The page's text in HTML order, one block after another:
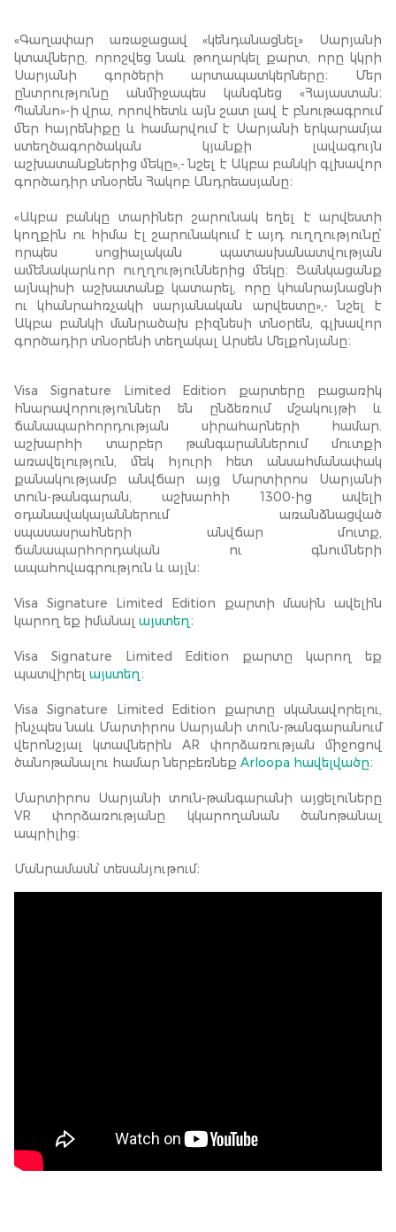
«Գաղափար առաջացավ «կենդանացնել» Սարյանի
կտավները, որոշվեց նաև թողարկել քարտ, որը կկրի
Սարյանի գործերի արտապատկերները։ Մեր
ընտրությունը անմիջապես կանգնեց «Հայաստան։
Պաննո»-ի վրա, որովհետև այն շատ լավ է բնութագրում
մեր հայրենիքը և համարվում է Սարյանի երկարամյա
ստեղծագործական կյանքի լավագույն
աշխատանքներից մեկը»,- նշել է Ակբա բանկի գլխավոր
գործադիր տնօրեն Հակոբ Անդրեասյանը։
«Ակբա բանկը տարիներ շարունակ եղել է արվեստի
կողքին ու հիմա էլ շարունակում է այդ ուղղությունը՝
որպես սոցիալական պատասխանատվության
ամենակարևոր ուղղություններից մեկը։ Ցանկացանք
այնպիսի աշխատանք կատարել, որը կհանրայնացնի
ու կհանրահռչակի սարյանական արվեստը»,- նշել է
Ակբա բանկի մանրածախ բիզնեսի տնօրեն, գլխավոր
գործադիր տնօրենի տեղակալ Արսեն Մելքոնյանը։
Visa Signature Limited Edition քարտերը բացառիկ
հնարավորություններ են ընձեռում մշակույթի և
ճանապարհորդության սիրահարների համար.
աշխարհի տարբեր թանգարաններում մուտքի
առավելություն, մեկ հյուրի հետ անսահմանափակ
քանակությամբ անվճար այց Մարտիրոս Սարյանի
տուն-թանգարան, աշխարհի 1300-ից ավելի
օդանավակայաններում առանձնացված
սպասասրահների անվճար մուտք,
ճանապարհորդական ու գնումների
ապահովագրություն և այլն։
Visa Signature Limited Edition քարտի մասին ավելին
կարող եք իմանալ այստեղ ։
Visa Signature Limited Edition քարտը կարող եք
պատվիրել այստեղ ։
Visa Signature Limited Edition քարտը սկանավորելու,
ինչպես նաև Մարտիրոս Սարյանի տուն-թանգարանում
վերոնշյալ կտավներին AR փորձառության միջոցով
ծանոթանալու համար ներբեռնեք Arloopa հավելվածը։
Մարտիրոս Սարյանի տուն-թանգարանի այցելուները
VR փորձառությանը կկարողանան ծանոթանալ
ապրիլից։
Մանրամասն՝ տեսանյութում։